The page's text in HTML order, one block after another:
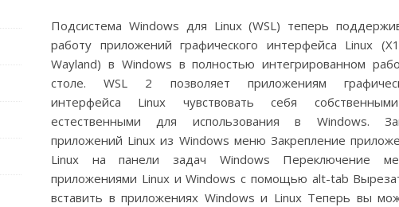
Подсистема Windows для Linux (WSL) теперь
работу приложений графического интерфейса Linux
Wayland) в Windows в полностью интегрированном
столе. WSL 2 позволяет приложениям
интерфейса Linux чувствовать себя
естественными для использования в Windows.
приложений Linux из Windows меню Закрепление
Linux на панели задач Windows Переключение
приложениями Linux и Windows с помощью alt-tab
вставить в приложениях Windows и Linux Теперь вы